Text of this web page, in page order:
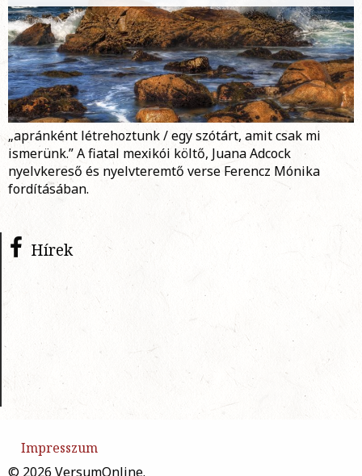
„apránként létrehoztunk / egy szótárt, amit csak mi
ismerünk.” A fiatal mexikói költő, Juana Adcock
nyelvkereső és nyelvteremtő verse Ferencz Mónika
fordításában.
Hírek
Impresszum
© 2026 VersumOnline.